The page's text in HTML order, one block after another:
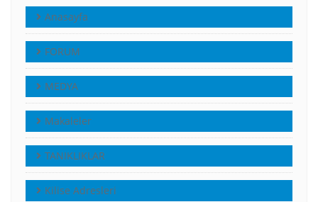
Anasayfa
FORUM
MEDYA
Makaleler
TANIKLIKLAR
Kilise Adresleri